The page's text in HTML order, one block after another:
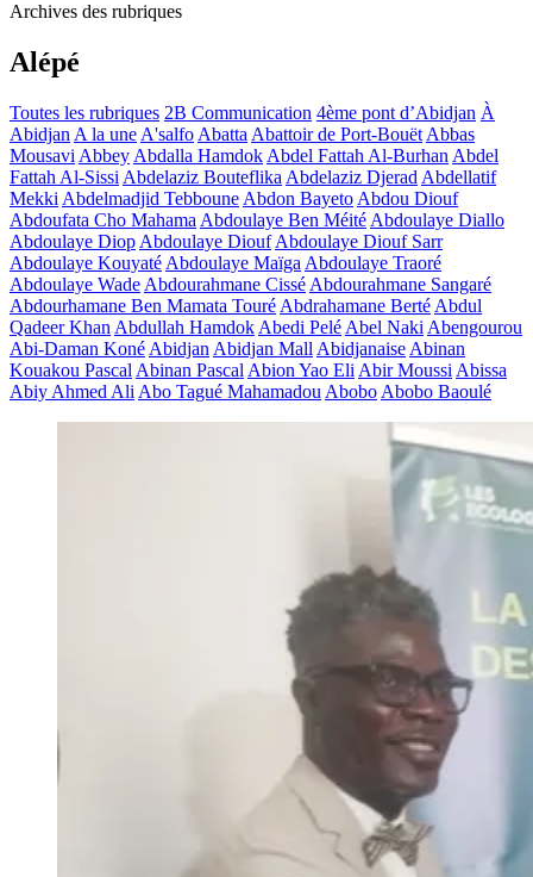
Archives des rubriques
Alépé
Toutes les rubriques 2B Communication 4ème pont d’Abidjan À
Abidjan A la une A'salfo Abatta Abattoir de Port-Bouët Abbas
Mousavi Abbey Abdalla Hamdok Abdel Fattah Al-Burhan Abdel
Fattah Al-Sissi Abdelaziz Bouteflika Abdelaziz Djerad Abdellatif
Mekki Abdelmadjid Tebboune Abdon Bayeto Abdou Diouf
Abdoufata Cho Mahama Abdoulaye Ben Méité Abdoulaye Diallo
Abdoulaye Diop Abdoulaye Diouf Abdoulaye Diouf Sarr
Abdoulaye Kouyaté Abdoulaye Maïga Abdoulaye Traoré
Abdoulaye Wade Abdourahmane Cissé Abdourahmane Sangaré
Abdourhamane Ben Mamata Touré Abdrahamane Berté Abdul
Qadeer Khan Abdullah Hamdok Abedi Pelé Abel Naki Abengourou
Abi-Daman Koné Abidjan Abidjan Mall Abidjanaise Abinan
Kouakou Pascal Abinan Pascal Abion Yao Eli Abir Moussi Abissa
Abiy Ahmed Ali Abo Tagué Mahamadou Abobo Abobo Baoulé